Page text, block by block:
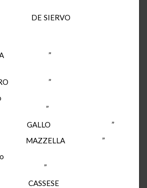
DE SIERVO
”
”
”
GALLO ”
MAZZELLA ”
”
CASSESE